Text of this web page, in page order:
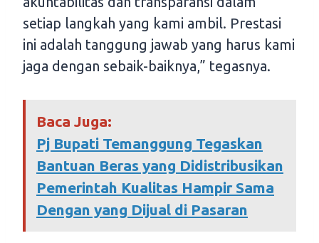
setiap langkah yang kami ambil. Prestasi
ini adalah tanggung jawab yang harus kami
jaga dengan sebaik-baiknya,” tegasnya.
Baca Juga:
Pj Bupati Temanggung Tegaskan
Bantuan Beras yang Didistribusikan
Pemerintah Kualitas Hampir Sama
Dengan yang Dijual di Pasaran